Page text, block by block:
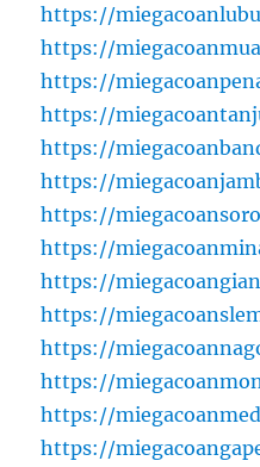
https://
https://
https://
https://
https://
https://
https://
https://
https://
https://
https://
https://
https://
https://